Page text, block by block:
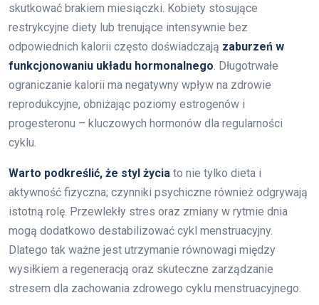
skutkować brakiem miesiączki. Kobiety stosujące
restrykcyjne diety lub trenujące intensywnie bez
odpowiednich kalorii często doświadczają zaburzeń w
funkcjonowaniu układu hormonalnego . Długotrwałe
ograniczanie kalorii ma negatywny wpływ na zdrowie
reprodukcyjne, obniżając poziomy estrogenów i
progesteronu – kluczowych hormonów dla regularności
cyklu.
Warto podkreślić, że styl życia to nie tylko dieta i
aktywność fizyczna; czynniki psychiczne również odgrywają
istotną rolę. Przewlekły stres oraz zmiany w rytmie dnia
mogą dodatkowo destabilizować cykl menstruacyjny.
Dlatego tak ważne jest utrzymanie równowagi między
wysiłkiem a regeneracją oraz skuteczne zarządzanie
stresem dla zachowania zdrowego cyklu menstruacyjnego.